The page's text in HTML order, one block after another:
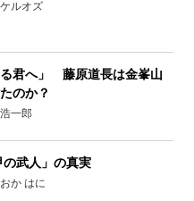
ルオズ
君へ」 藤原道長は金峯山
のか？
一郎
の武人」の真実
か はに